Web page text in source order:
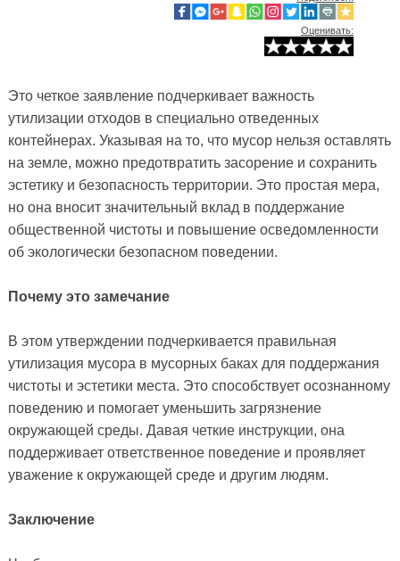
Оценивать:
Это четкое заявление подчеркивает важность
утилизации отходов в специально отведенных
контейнерах. Указывая на то, что мусор нельзя оставлять
на земле, можно предотвратить засорение и сохранить
эстетику и безопасность территории. Это простая мера,
но она вносит значительный вклад в поддержание
общественной чистоты и повышение осведомленности
об экологически безопасном поведении.
Почему это замечание
В этом утверждении подчеркивается правильная
утилизация мусора в мусорных баках для поддержания
чистоты и эстетики места. Это способствует осознанному
поведению и помогает уменьшить загрязнение
окружающей среды. Давая четкие инструкции, она
поддерживает ответственное поведение и проявляет
уважение к окружающей среде и другим людям.
Заключение